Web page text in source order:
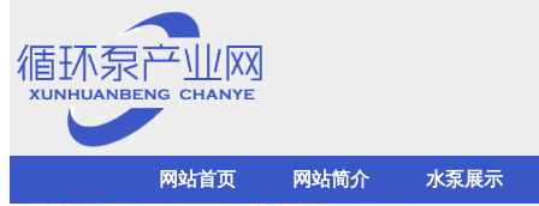
网站首页 网站简介 水泵展示